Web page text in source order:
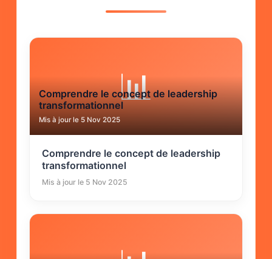
📊
Comprendre le concept de leadership
transformationnel
Mis à jour le 5 Nov 2025
Comprendre le concept de leadership
transformationnel
Mis à jour le 5 Nov 2025